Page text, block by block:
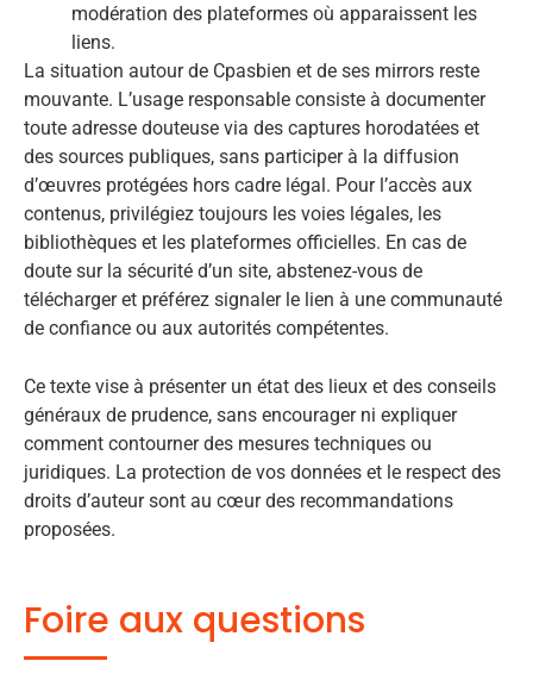
modération des plateformes où apparaissent les
liens.
La situation autour de Cpasbien et de ses mirrors reste
mouvante. L’usage responsable consiste à documenter
toute adresse douteuse via des captures horodatées et
des sources publiques, sans participer à la diffusion
d’œuvres protégées hors cadre légal. Pour l’accès aux
contenus, privilégiez toujours les voies légales, les
bibliothèques et les plateformes officielles. En cas de
doute sur la sécurité d’un site, abstenez-vous de
télécharger et préférez signaler le lien à une communauté
de confiance ou aux autorités compétentes.
Ce texte vise à présenter un état des lieux et des conseils
généraux de prudence, sans encourager ni expliquer
comment contourner des mesures techniques ou
juridiques. La protection de vos données et le respect des
droits d’auteur sont au cœur des recommandations
proposées.
Foire aux questions